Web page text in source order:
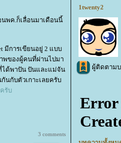
พค.ก็เลื่อนมาเดือนนี้
มีการเขียนอยู่ 2 แบบ
พของผู้คนที่ผ่านไปมา
ได้พาปัน ปันและแม่จัน
นกับตัวเกาะเลยครับ
รับ
3 comments
1twenty2
ผู้ติดตาม